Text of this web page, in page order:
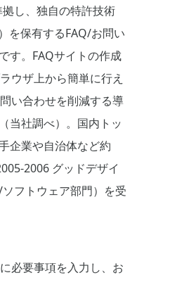
し、独自の特許技術
を保有するFAQ/お問い
す。FAQサイトの作成
ウザ上から簡単に行え
い合わせを削減する導
当社調べ）。国内トッ
企業や自治体など約
2006 グッドデザイ
フトウェア部門）を受
必要事項を入力し、お